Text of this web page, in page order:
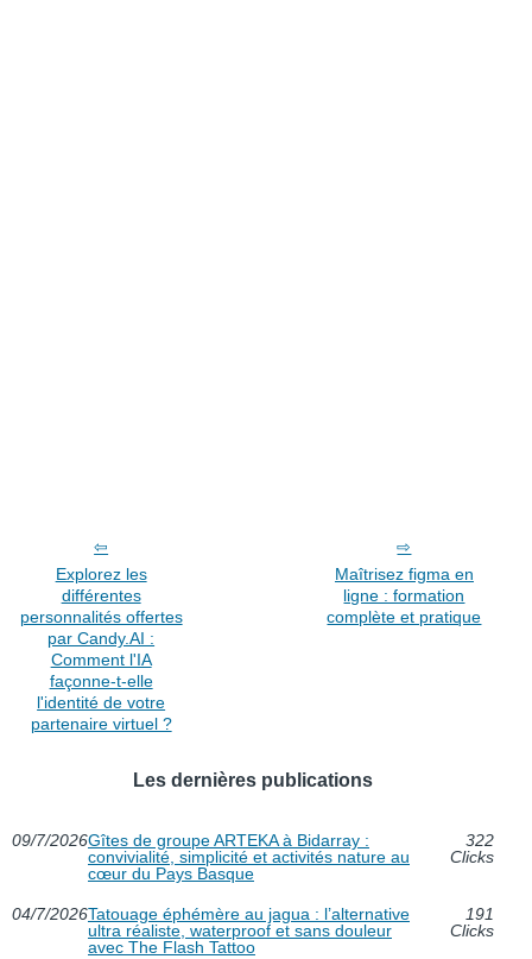
Explorez les
différentes
personnalités offertes
par Candy.AI :
Comment l'IA
façonne-t-elle
l'identité de votre
partenaire virtuel ?
Maîtrisez figma en
ligne : formation
complète et pratique
Les dernières publications
09/7/2026Gîtes de groupe ARTEKA à Bidarray :
convivialité, simplicité et activités nature au
cœur du Pays Basque
322
Clicks
04/7/2026Tatouage éphémère au jagua : l’alternative
ultra réaliste, waterproof et sans douleur
avec The Flash Tattoo
191
Clicks